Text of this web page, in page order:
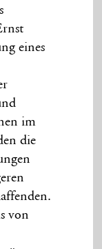
eines
im
die
von